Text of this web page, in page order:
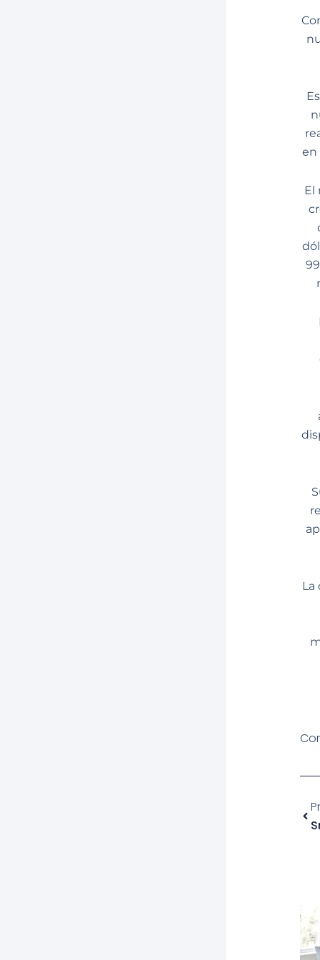
en
El
La